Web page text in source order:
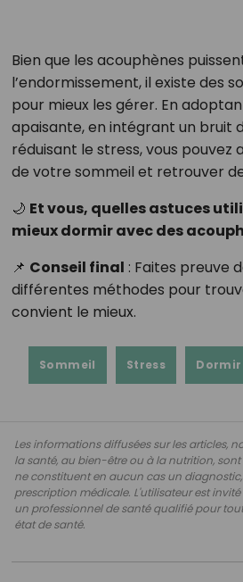
Bien que les acouphènes
l’endormissement, il existe des
pour mieux les gérer. En
apaisante, en intégrant un bruit
réduisant le stress, vous pouvez
de votre sommeil et retrouver
🌙 Et vous, quelles astuces
mieux dormir avec des
📌 Conseil final : Faites preuve
différentes méthodes pour
convient le mieux.
Sommeil Stress Dormir
Les informations diffusées sur les articles,
la santé, au bien-être ou à la nutrition,
ne constituent en aucun cas un
prescription médicale. L'utilisateur est
un professionnel de santé qualifié pour
état de santé.